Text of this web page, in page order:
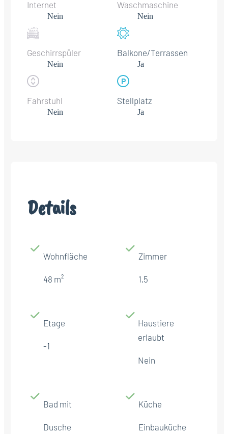
Internet
Nein
Waschmaschine
Nein
Geschirrspüler
Nein
Balkone/Terrassen
Ja
Fahrstuhl
Nein
Stellplatz
Ja
Details
Wohnfläche
48 m²
Zimmer
1,5
Etage
-1
Haustiere
erlaubt
Nein
Bad mit
Dusche
Küche
Einbauküche